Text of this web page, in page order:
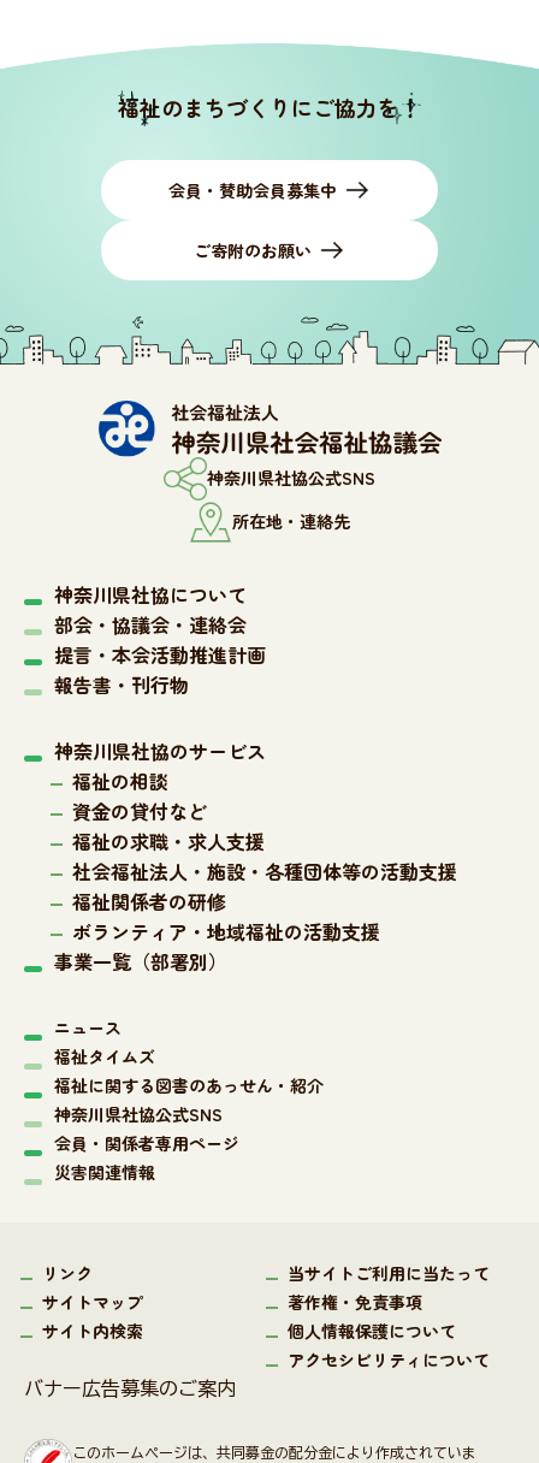
福祉のまちづくりにご協力を！
会員・賛助会員募集中
ご寄附のお願い
神奈川県社協公式SNS
所在地・連絡先
神奈川県社協について
部会・協議会・連絡会
提言・本会活動推進計画
報告書・刊行物
神奈川県社協のサービス
福祉の相談
資金の貸付など
福祉の求職・求人支援
社会福祉法人・施設・各種団体等の活動支援
福祉関係者の研修
ボランティア・地域福祉の活動支援
事業一覧（部署別）
ニュース
福祉タイムズ
福祉に関する図書のあっせん・紹介
神奈川県社協公式SNS
会員・関係者専用ページ
災害関連情報
リンク
サイトマップ
サイト内検索
当サイトご利用に当たって
著作権・免責事項
個人情報保護について
アクセシビリティについて
バナー広告募集のご案内
このホームページは、共同募金の配分金により作成されていま